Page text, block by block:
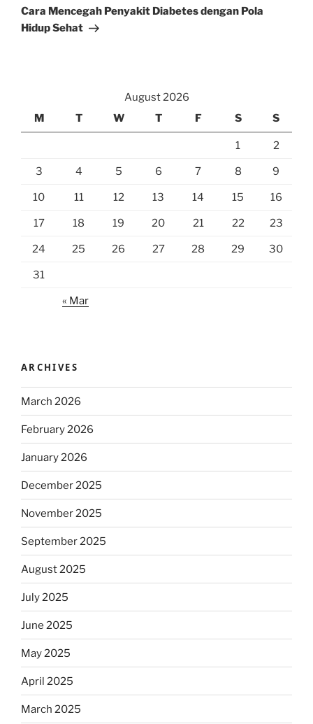
Post
Cara Mencegah Penyakit Diabetes dengan Pola
Hidup Sehat
August 2026
M
T W T F S S
1 2
3 4 5 6 7 8 9
10 11 12 13 14 15 16
17 18 19 20 21 22 23
24 25 26 27 28 29 30
31
« Mar
ARCHIVES
March 2026
February 2026
January 2026
December 2025
November 2025
September 2025
August 2025
July 2025
June 2025
May 2025
April 2025
March 2025